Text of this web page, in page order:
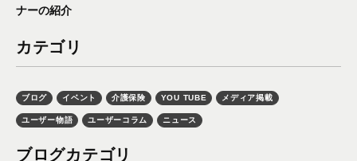
ナーの紹介
カテゴリ
ブログ イベント 介護保険 YOU TUBE メディア掲載
ユーザー物語 ユーザーコラム ニュース
ブログカテゴリ